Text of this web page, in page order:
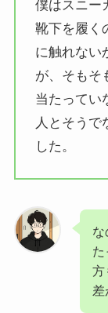
僕はスニー
靴下を履く
に触れない
が、そもそ
当たってい
人とそうで
した。
な
た
方
差